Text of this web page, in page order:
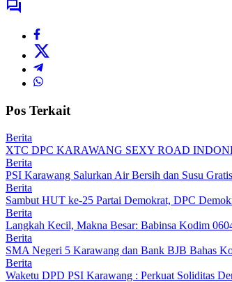
Pos Terkait
Berita
XTC DPC KARAWANG SEXY ROAD
Berita
PSI Karawang Salurkan Air Bersih dan Susu
Berita
Sambut HUT ke-25 Partai Demokrat, DPC
Berita
Langkah Kecil, Makna Besar: Babinsa Kodim
Berita
SMA Negeri 5 Karawang dan Bank BJB Bahas
Berita
Waketu DPD PSI Karawang : Perkuat Soliditas